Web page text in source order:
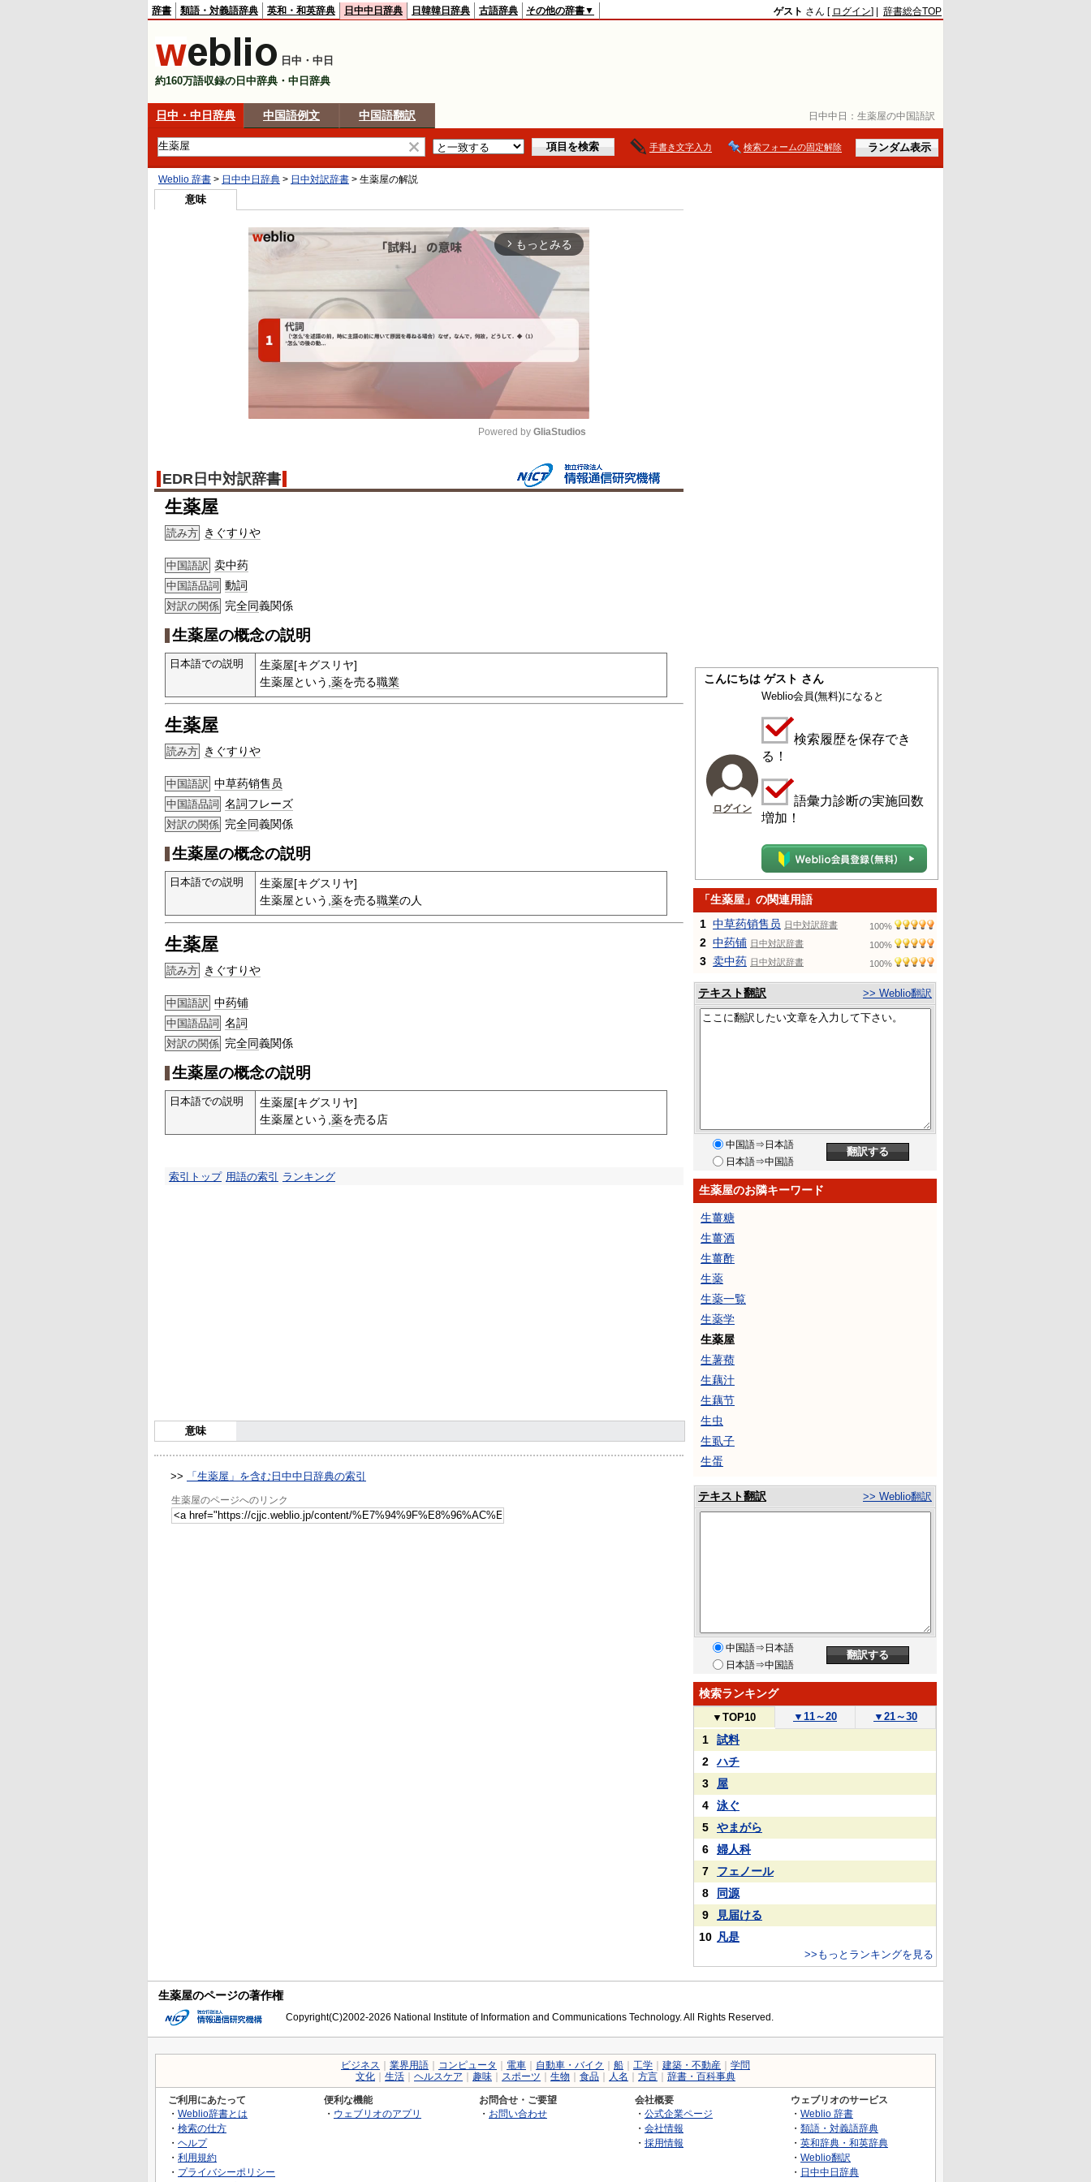
日中中日： 生薬屋の中国語訳
辞書 類語・対義語辞典 英和・和英辞典 日中中日辞典 日韓韓日辞典 古語辞典 その他の辞書▼ ゲスト さん [ ログイン] | 辞書総合TOP
日中・中日
約160万語収録の日中辞典・中日辞典
日中・中日辞典 中国語例文 中国語翻訳
手書き文字入力 検索フォームの固定解除
Weblio 辞書 > 日中中日辞典 > 日中対訳辞書 > 生薬屋の解説
意味
arrow_forward_ios もっとみる
Mute
Powered by GliaStudios
EDR日中対訳辞書
生薬屋
読み方 きぐすりや
中国語訳 卖中药
中国語品詞 動詞
対訳の関係 完全同義関係
生薬屋の概念の説明
日本語での説明
生薬屋[キグスリヤ]
生薬屋という, 薬を売る職業
生薬屋
読み方 きぐすりや
中国語訳 中草药销售员
中国語品詞 名詞フレーズ
対訳の関係 完全同義関係
生薬屋の概念の説明
日本語での説明
生薬屋[キグスリヤ]
生薬屋という,薬を売る職業の人
生薬屋
読み方 きぐすりや
中国語訳 中药铺
中国語品詞 名詞
対訳の関係 完全同義関係
生薬屋の概念の説明
日本語での説明
生薬屋[キグスリヤ]
生薬屋という, 薬を売る店
索引トップ 用語の索引 ランキング
意味
>> 「生薬屋」を含む日中中日辞典の索引
生薬屋のページへのリンク
こんにちは ゲスト さん
ログイン
Weblio会員(無料)になると
検索履歴を保存でき
る！
語彙力診断の実施回数
増加！
「生薬屋」の関連用語
1 中草药销售员 日中対訳辞書 100%
2 中药铺 日中対訳辞書 100%
3 卖中药 日中対訳辞書 100%
テキスト翻訳 >> Weblio翻訳
中国語⇒日本語
日本語⇒中国語
生薬屋のお隣キーワード
生薑糖
生薑酒
生薑酢
生薬
生薬一覧
生薬学
生薬屋
生薯蓣
生藕汁
生藕节
生虫
生虱子
生蛋
テキスト翻訳 >> Weblio翻訳
中国語⇒日本語
日本語⇒中国語
検索ランキング
▼ TOP10 ▼ 11～20 ▼ 21～30
1
試料
2
ハチ
3
屋
4
泳ぐ
5
やまがら
6
婦人科
7
フェノール
8
同源
9
見届ける
10 凡是
>>もっとランキングを見る
生薬屋のページの著作権
Copyright(C)2002-2026 National Institute of Information and Communications Technology. All Rights Reserved.
ビジネス 業界用語 コンピュータ 電車 自動車・バイク 船 工学 建築・不動産
学問
文化
生活 ヘルスケア 趣味 スポーツ 生物 食品 人名 方言 辞書・百科事典
ご利用にあたって
・ Weblio辞書とは
・ 検索の仕方
・ ヘルプ
・ 利用規約
・ プライバシーポリシー
便利な機能
・ ウェブリオのアプリ
お問合せ・ご要望
・ お問い合わせ
会社概要
・ 公式企業ページ
・ 会社情報
・ 採用情報
ウェブリオのサービス
・ Weblio 辞書
・ 類語・対義語辞典
・ 英和辞典・和英辞典
・ Weblio翻訳
・ 日中中日辞典